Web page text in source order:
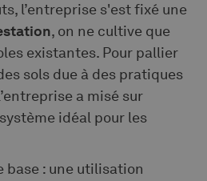
l’entreprise s'est fixé une
, on ne cultive que
existantes. Pour pallier
sols due à des pratiques
a misé sur
idéal pour les
base : une utilisation